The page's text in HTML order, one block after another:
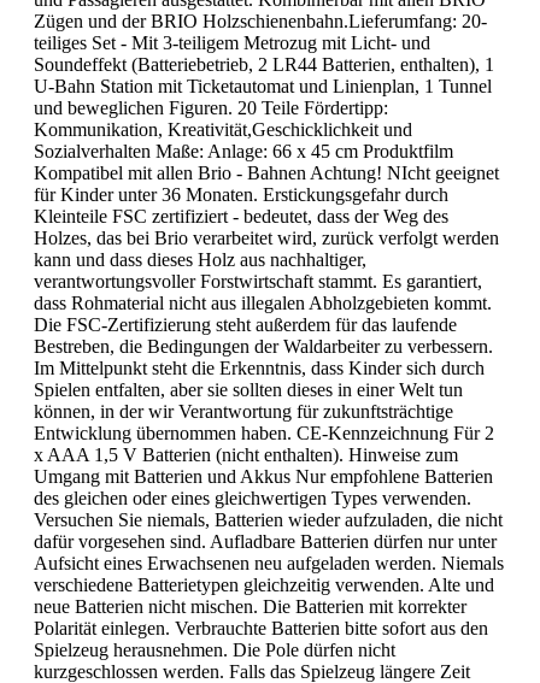
Zügen und der BRIO Holzschienenbahn.Lieferumfang: 20-
teiliges Set - Mit 3-teiligem Metrozug mit Licht- und
Soundeffekt (Batteriebetrieb, 2 LR44 Batterien, enthalten), 1
U-Bahn Station mit Ticketautomat und Linienplan, 1 Tunnel
und beweglichen Figuren. 20 Teile Fördertipp:
Kommunikation, Kreativität,Geschicklichkeit und
Sozialverhalten Maße: Anlage: 66 x 45 cm Produktfilm
Kompatibel mit allen Brio - Bahnen Achtung! NIcht geeignet
für Kinder unter 36 Monaten. Erstickungsgefahr durch
Kleinteile FSC zertifiziert - bedeutet, dass der Weg des
Holzes, das bei Brio verarbeitet wird, zurück verfolgt werden
kann und dass dieses Holz aus nachhaltiger,
verantwortungsvoller Forstwirtschaft stammt. Es garantiert,
dass Rohmaterial nicht aus illegalen Abholzgebieten kommt.
Die FSC-Zertifizierung steht außerdem für das laufende
Bestreben, die Bedingungen der Waldarbeiter zu verbessern.
Im Mittelpunkt steht die Erkenntnis, dass Kinder sich durch
Spielen entfalten, aber sie sollten dieses in einer Welt tun
können, in der wir Verantwortung für zukunftsträchtige
Entwicklung übernommen haben. CE-Kennzeichnung Für 2
x AAA 1,5 V Batterien (nicht enthalten). Hinweise zum
Umgang mit Batterien und Akkus Nur empfohlene Batterien
des gleichen oder eines gleichwertigen Types verwenden.
Versuchen Sie niemals, Batterien wieder aufzuladen, die nicht
dafür vorgesehen sind. Aufladbare Batterien dürfen nur unter
Aufsicht eines Erwachsenen neu aufgeladen werden. Niemals
verschiedene Batterietypen gleichzeitig verwenden. Alte und
neue Batterien nicht mischen. Die Batterien mit korrekter
Polarität einlegen. Verbrauchte Batterien bitte sofort aus den
Spielzeug herausnehmen. Die Pole dürfen nicht
kurzgeschlossen werden. Falls das Spielzeug längere Zeit